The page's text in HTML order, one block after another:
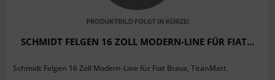
SCHMIDT FELGEN 16 ZOLL MODERN-LINE FÜR FIAT...
Schmidt Felgen 16 Zoll Modern-Line für Fiat Brava, TitanMatt.